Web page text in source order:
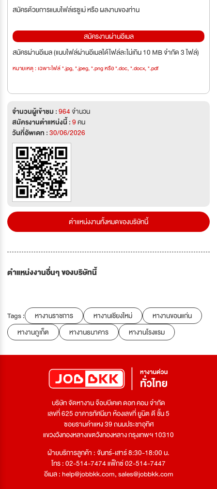
สมัครด้วยการแนบไฟล์เรซูเม่ หรือ ผลงานของท่าน
สมัครงานผ่านอีเมล
สมัครผ่านอีเมล (แนบไฟล์ผ่านอีเมลได้ไฟล์ละไม่เกิน 10 MB จำกัด 3 ไฟล์)
หมายเหตุ : เฉพาะไฟล์ *.jpg, *.jpeg, *.png หรือ *.doc, *.docx, *.pdf
จำนวนผู้เข้าชม :964จำนวน
สมัครงานตำแหน่งนี้ :9คน
วันที่อัพเดท :30/06/2026
ตำแหน่งงานทั้งหมดของบริษัทนี้
ตำแหน่งงานอื่นๆ ของบริษัทนี้
Tags : หางานราชการ หางานเชียงใหม่
หางานขอนแก่น
หางานภูเก็ต
หางานธนาคาร หางานโรงแรม
บริษัท จัดหางาน จ๊อบบีเคเค ดอท คอม จำกัด
เลขที่ 625 อาคารทัศนียา ห้องเลขที่ ยูนิต ดี ชั้น 5
ซอยรามคำแหง 39 ถนนประชาอุทิศ
แขวงวังทองหลางเขตวังทองหลาง กรุงเทพฯ 10310
ฝ่ายบริการลูกค้า : จันทร์-เสาร์ 8:30-18:00 น.
โทร : 02-514-7474 แฟ็กซ์ 02-514-7447
อีเมล :help@jobbkk.com,sales@jobbkk.com